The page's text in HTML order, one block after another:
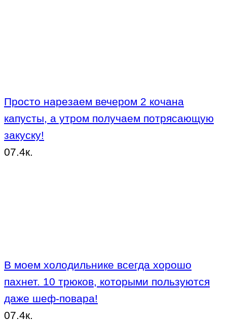
Просто нарезаем вечером 2 кочана
капусты, а утром получаем потрясающую
закуску!
07.4к.
В моем холодильнике всегда хорошо
пахнет. 10 трюков, которыми пользуются
даже шеф-повара!
07.4к.